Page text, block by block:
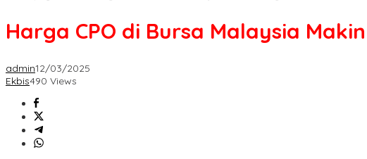
Harga CPO di Bursa Malaysia
admin12/03/2025
Ekbis490 Views